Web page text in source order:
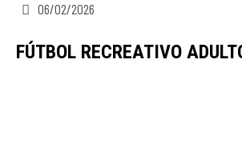
06/02/2026
FÚTBOL RECREATIVO